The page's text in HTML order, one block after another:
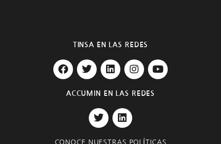
TINSA EN LAS REDES
F
a
e
T
w
t
e
r
L
i
k
d
I
n
t
Y
o
ACCUMIN EN LAS REDES
T
w
L
i
CONOCE NUESTRAS POLÍTICAS